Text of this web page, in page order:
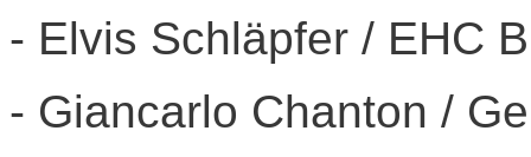
- Elvis Schläpfer / EHC
- Giancarlo Chanton /